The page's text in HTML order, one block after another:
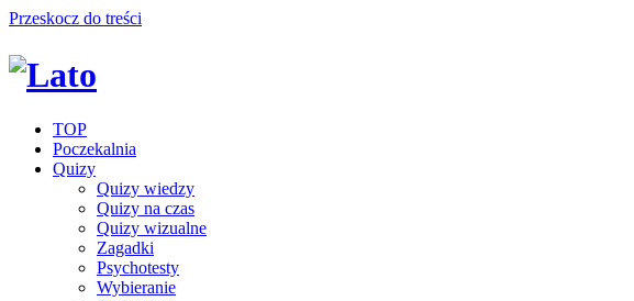
Przeskocz do treści
TOP
Poczekalnia
Quizy
Quizy wiedzy
Quizy na czas
Quizy wizualne
Zagadki
Psychotesty
Wybieranie